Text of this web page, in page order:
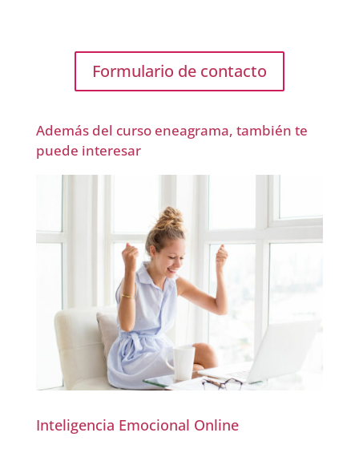
Formulario de contacto
Además del curso eneagrama, también te
puede interesar
Inteligencia Emocional Online